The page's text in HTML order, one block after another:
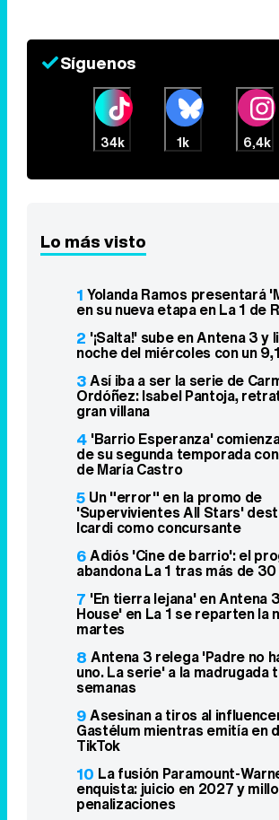
Síguenos
34k 1k 6,4k
Lo más visto
1 Yolanda Ramos presentará
en su nueva etapa en La 1 de
2 '¡Salta!' sube en Antena 3 y
noche del miércoles con un
3Así iba a ser la serie de
Ordóñez: Isabel Pantoja,
gran villana
4 'Barrio Esperanza'
de su segunda temporada
de María Castro
5 Un "error" en la promo de
'Supervivientes All Stars'
Icardi como concursante
6Adiós 'Cine de barrio': el
abandona La 1 tras más de
7 'En tierra lejana' en Antena
House' en La 1 se reparten la
martes
8 Antena 3 relega 'Padre no
uno. La serie' a la madrugada
semanas
9Asesinan a tiros al
Gastélum mientras emitía en
TikTok
10 La fusión Paramount-
enquista: juicio en 2027 y
penalizaciones